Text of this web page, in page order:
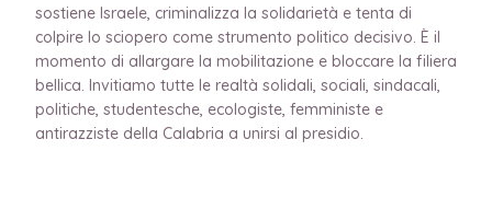
sostiene Israele, criminalizza la solidarietà e tenta di
colpire lo sciopero come strumento politico decisivo. È il
momento di allargare la mobilitazione e bloccare la filiera
bellica. Invitiamo tutte le realtà solidali, sociali, sindacali,
politiche, studentesche, ecologiste, femministe e
antirazziste della Calabria a unirsi al presidio.